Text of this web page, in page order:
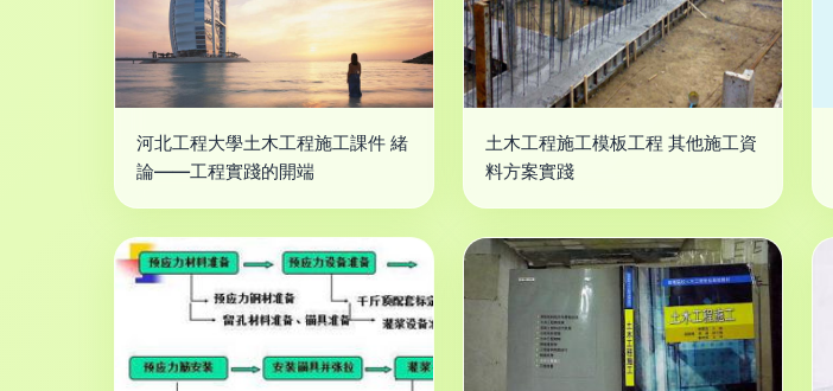
河北工程大學土木工程施工課件 緒
論——工程實踐的開端
土木工程施工模板工程 其他施工資
料方案實踐